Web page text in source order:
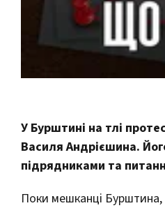
У Бурштині на тлі
Василя Андрієшина.
підрядниками та
Поки мешканці Бурштина,